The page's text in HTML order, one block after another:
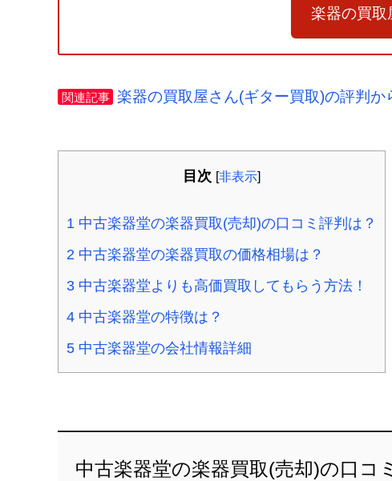
楽器の買取
関連記事 楽器の買取屋さん(ギター買取)の評判
目次 [非表示]
1 中古楽器堂の楽器買取(売却)の口コミ評判は？
2 中古楽器堂の楽器買取の価格相場は？
3 中古楽器堂よりも高価買取してもらう方法！
4 中古楽器堂の特徴は？
5 中古楽器堂の会社情報詳細
中古楽器堂の楽器買取(売却)の口コ